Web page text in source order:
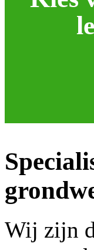
Wij zijn